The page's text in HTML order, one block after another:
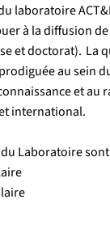
laboratoire
à la diffusion
et doctorat). La
au sein
et au
international.
Laboratoire sont